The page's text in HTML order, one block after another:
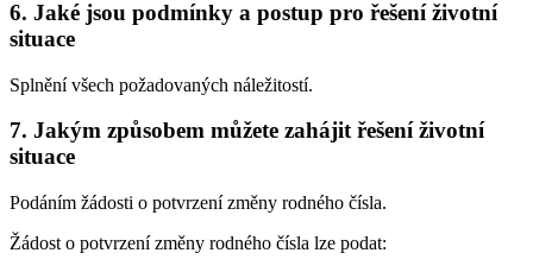
6. Jaké jsou podmínky a postup pro řešení životní
situace
Splnění všech požadovaných náležitostí.
7. Jakým způsobem můžete zahájit řešení životní
situace
Podáním žádosti o potvrzení změny rodného čísla.
Žádost o potvrzení změny rodného čísla lze podat: